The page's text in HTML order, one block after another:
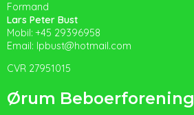
Formand
Lars Peter Bust
Mobil: +45 29396958
Email: lpbust@hotmail.com
CVR 27951015
Ørum Beboerforening